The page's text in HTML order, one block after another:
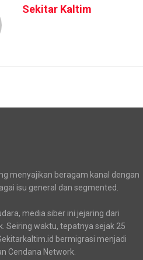
Sekitar Kaltim
menyajikan beragam kanal dengan
isu general dan segmented.
media siber ini jejaring dari
Seiring waktu, tepatnya sejak 25
bermigrasi menjadi
Cendana Network.